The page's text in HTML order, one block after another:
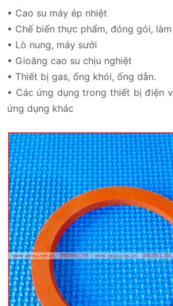
• Cao su máy ép nhiệt
• Chế biến thực phẩm, đóng gói,
• Lò nung, máy sưởi
• Gioăng cao su chịu nghiệt
• Thiết bị gas, ống khói, ống dẫn.
• Các ứng dụng trong thiết bị điện
ứng dụng khác